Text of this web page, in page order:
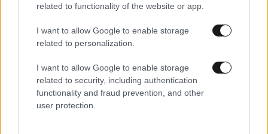
related to functionality of the website or app.
I want to allow Google to enable storage
related to personalization.
I want to allow Google to enable storage
related to security, including authentication
functionality and fraud prevention, and other
user protection.
Τραγωδία στην Πάρο: 4χρονο παιδί
εντοπίστηκε νεκρό σε πισίνα beach bar